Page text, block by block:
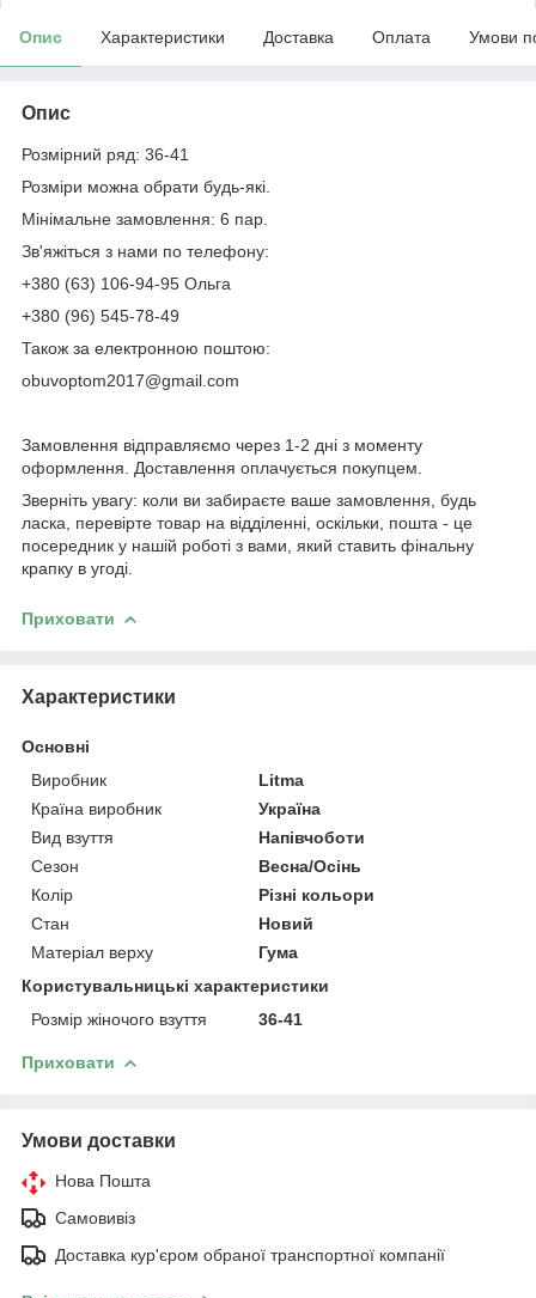
Опис Характеристики Доставка Оплата Умови
Опис
Розмірний ряд: 36-41
Розміри можна обрати будь-які.
Мінімальне замовлення: 6 пар.
Зв'яжіться з нами по телефону:
+380 (63) 106-94-95 Ольга
+380 (96) 545-78-49
Також за електронною поштою:
obuvoptom2017@gmail.com
Замовлення відправляємо через 1-2 дні з моменту
оформлення. Доставлення оплачується покупцем.
Зверніть увагу: коли ви забираєте ваше замовлення, будь
ласка, перевірте товар на відділенні, оскільки, пошта - це
посередник у нашій роботі з вами, який ставить фінальну
крапку в угоді.
Приховати
Характеристики
Основні
Виробник
Litma
Країна виробник
Україна
Вид взуття
Напівчоботи
Сезон
Весна/Осінь
Колір
Різні кольори
Стан
Новий
Матеріал верху
Гума
Користувальницькі характеристики
Розмір жіночого взуття
36-41
Приховати
Умови доставки
Нова Пошта
Самовивіз
Доставка кур'єром обраної транспортної компанії